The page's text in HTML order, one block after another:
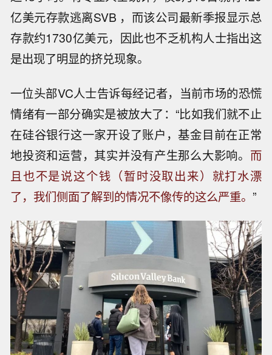
亿美元存款逃离SVB ，而该公司最新季报显示总
存款约1730亿美元，因此也不乏机构人士指出这
是出现了明显的挤兑现象。
一位头部VC人士告诉每经记者，当前市场的恐慌
情绪有一部分确实是被放大了：“比如我们就不止
在硅谷银行这一家开设了账户，基金目前在正常
地投资和运营，其实并没有产生那么大影响。 而
且也不是说这个钱（暂时没取出来）就打水漂
了，我们侧面了解到的情况不像传的这么严重。 ”